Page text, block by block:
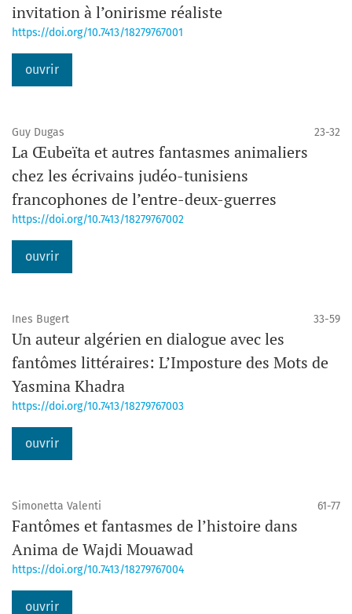
invitation à l’onirisme réaliste
https://doi.org/10.7413/18279767001
ouvrir
Guy Dugas 23-32
La Œubeïta et autres fantasmes animaliers
chez les écrivains judéo-tunisiens
francophones de l’entre-deux-guerres
https://doi.org/10.7413/18279767002
ouvrir
Ines Bugert 33-59
Un auteur algérien en dialogue avec les
fantômes littéraires: L’Imposture des Mots de
Yasmina Khadra
https://doi.org/10.7413/18279767003
ouvrir
Simonetta Valenti 61-77
Fantômes et fantasmes de l’histoire dans
Anima de Wajdi Mouawad
https://doi.org/10.7413/18279767004
ouvrir